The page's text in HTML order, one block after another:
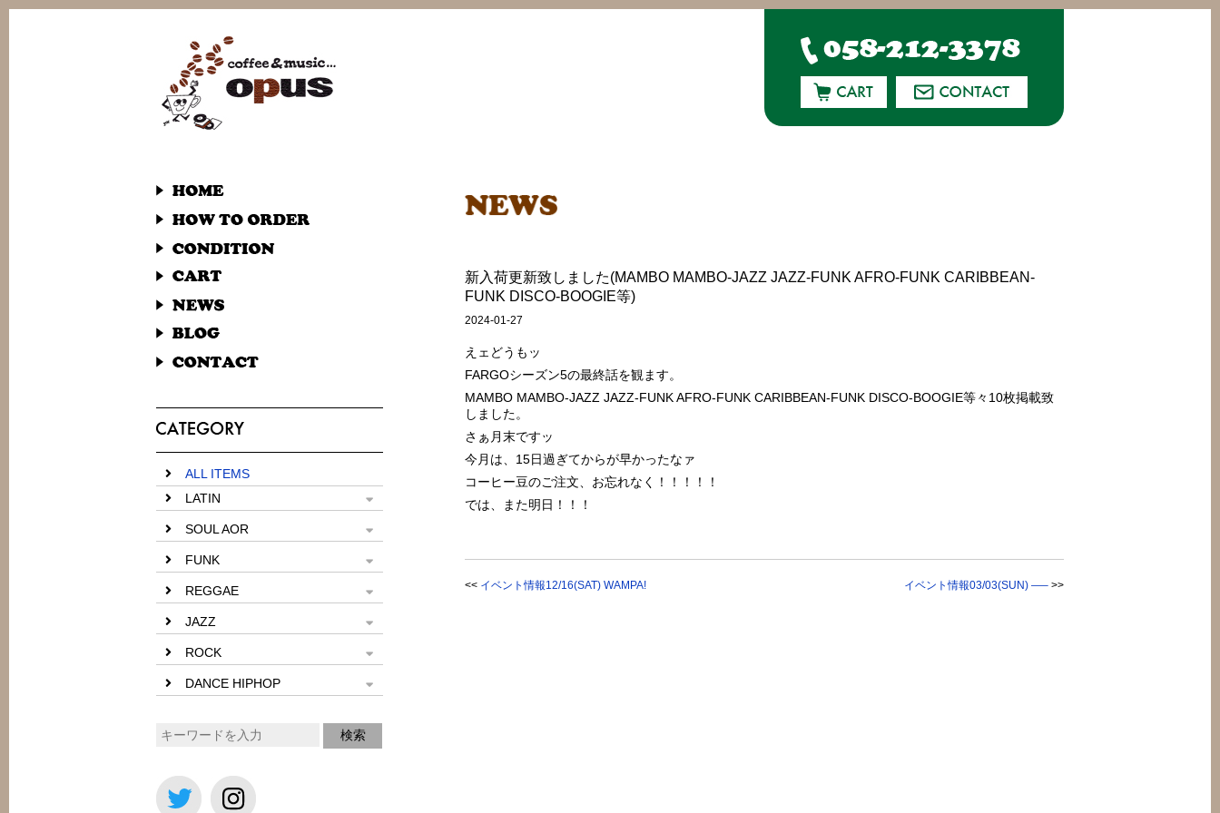
ALL ITEMS
LATIN
SOUL AOR
FUNK
REGGAE
JAZZ
ROCK
DANCE HIPHOP
新入荷更新致しました(MAMBO MAMBO-JAZZ JAZZ-FUNK AFRO-FUNK CARIBBEAN-
FUNK DISCO-BOOGIE等)
2024-01-27
えェどうもッ
FARGOシーズン5の最終話を観ます。
MAMBO MAMBO-JAZZ JAZZ-FUNK AFRO-FUNK CARIBBEAN-FUNK DISCO-BOOGIE等々10枚掲載致
しました。
さぁ月末ですッ
今月は、15日過ぎてからが早かったなァ
コーヒー豆のご注文、お忘れなく！！！！！
では、また明日！！！
<< イベント情報12/16(SAT) WAMPA! イベント情報03/03(SUN) —– >>